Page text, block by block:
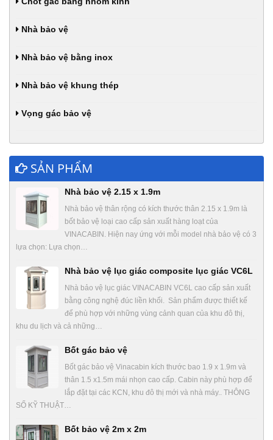
Nhà bảo vệ
Nhà bảo vệ bằng inox
Nhà bảo vệ khung thép
Vọng gác bảo vệ
SẢN PHẨM
Nhà bảo vệ 2.15 x 1.9m
Nhà bảo vệ thân rộng có kích thước thân 2.15 x 1.9m là
bốt bảo vệ loại cao cấp sản xuất hàng loạt của
VINACABIN. Hiện nay ứng với mỗi model nhà bảo vệ có 3
lựa chọn: Lựa chọn…
Nhà bảo vệ lục giác composite lục giác VC6L
Nhà bảo vệ lục giác VINACABIN VC6L cao cấp sản xuất
bằng công nghệ đúc liền khối. Sản phẩm được thiết kế
để phù hợp với những vùng cảnh quan của khu đô thị,
khu du lịch và cả những…
Bốt gác bảo vệ
Bốt gác bảo vệ Vinacabin kích thước bao 1.9 x 1.9m và
thân 1.5 x1.5m mái nhọn cao cấp. Cabin này phù hợp để
lắp đặt tại các KCN, khu đô thị mới và nhà máy.. THÔNG
SỐ KỸ THUẬT…
Bốt bảo vệ 2m x 2m